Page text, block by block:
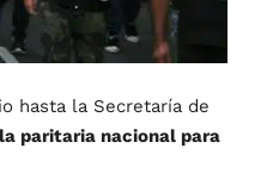
hasta la Secretaría de
paritaria nacional para